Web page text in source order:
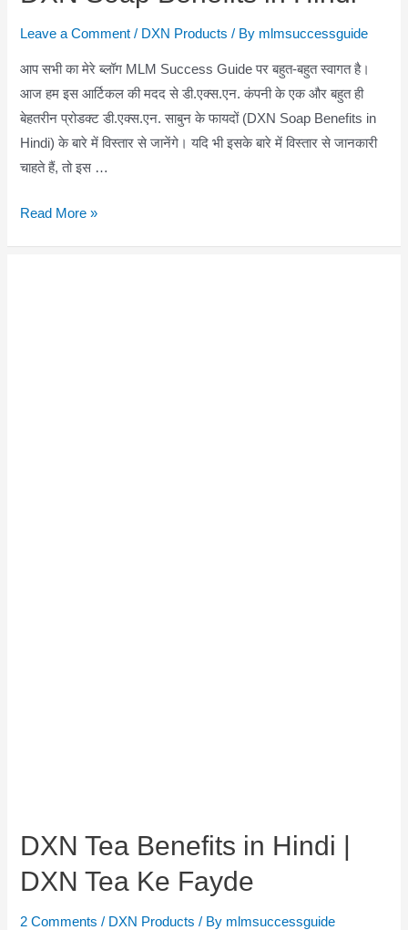
Leave a Comment / DXN Products / By mlmsuccessguide
आप सभी का मेरे ब्लॉग MLM Success Guide पर बहुत-बहुत स्वागत है।
आज हम इस आर्टिकल की मदद से डी.एक्स.एन. कंपनी के एक और बहुत ही
बेहतरीन प्रोडक्ट डी.एक्स.एन. साबुन के फायदों (DXN Soap Benefits in
Hindi) के बारे में विस्तार से जानेंगे। यदि भी इसके बारे में विस्तार से जानकारी
चाहते हैं, तो इस …
DXN
Read More »
DXN Tea Benefits in Hindi |
DXN Tea Ke Fayde
2 Comments / DXN Products / By mlmsuccessguide